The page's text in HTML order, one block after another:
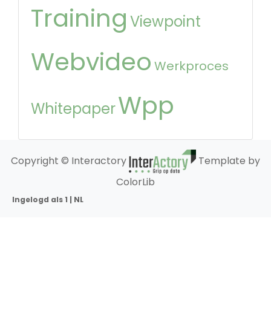
Training Viewpoint
Webvideo Werkproces
WhitepaperWpp
Copyright © Interactory
Template by
ColorLib
Ingelogd als 1 | NL